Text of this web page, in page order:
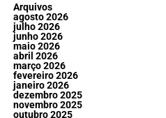
Arquivos
agosto 2026
julho 2026
junho 2026
maio 2026
abril 2026
março 2026
fevereiro 2026
janeiro 2026
dezembro 2025
novembro 2025
outubro 2025